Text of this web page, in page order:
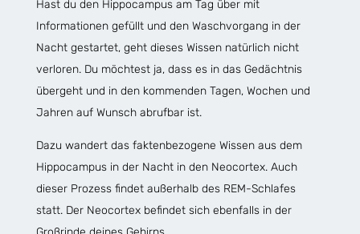
Hast du den Hippocampus am Tag über mit
Informationen gefüllt und den Waschvorgang in der
Nacht gestartet, geht dieses Wissen natürlich nicht
verloren. Du möchtest ja, dass es in das Gedächtnis
übergeht und in den kommenden Tagen, Wochen und
Jahren auf Wunsch abrufbar ist.
Dazu wandert das faktenbezogene Wissen aus dem
Hippocampus in der Nacht in den Neocortex. Auch
dieser Prozess findet außerhalb des REM-Schlafes
statt. Der Neocortex befindet sich ebenfalls in der